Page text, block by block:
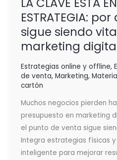
ESTRATEGIA:
sigue siendo
marketing
Estrategias online y offline,
de venta, Marketing,
cartón
Muchos negocios pierden
presupuesto en marketing
el punto de venta sigue
Integra estrategias físicas
inteligente para mejorar
digital